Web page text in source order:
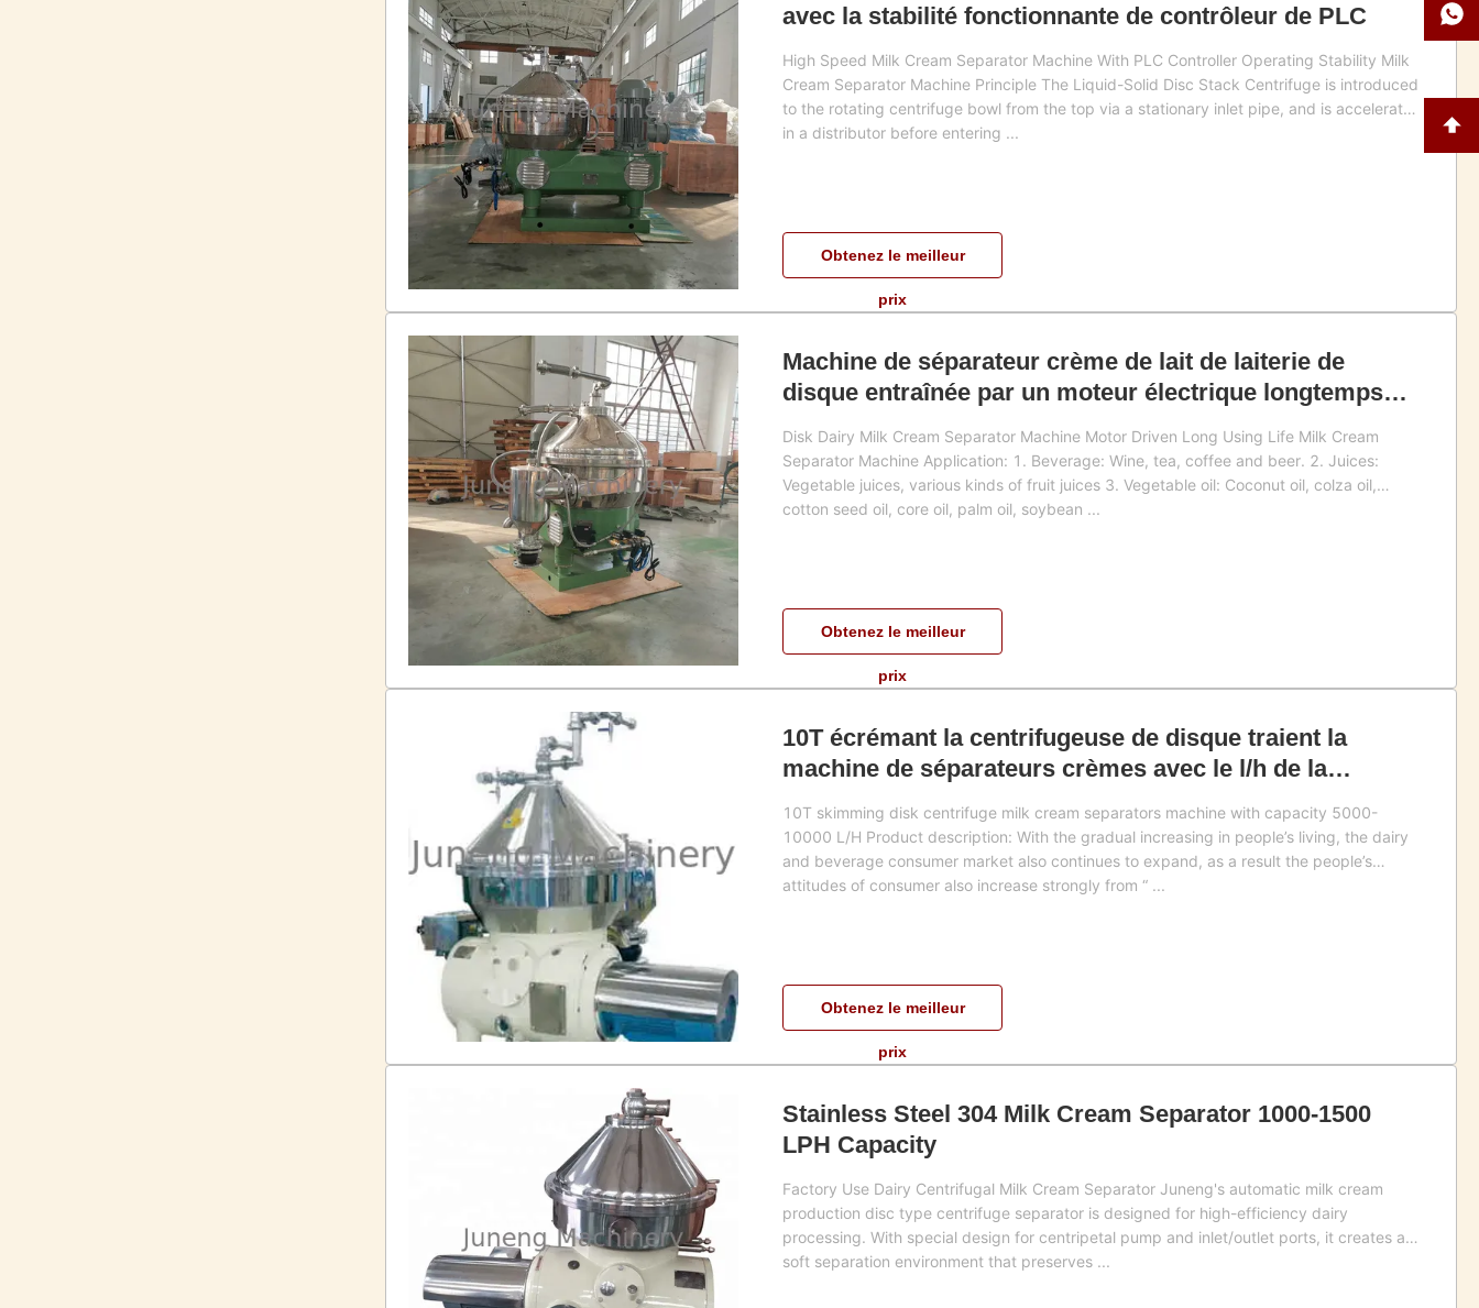
avec la stabilité fonctionnante de contrôleur de PLC
High Speed Milk Cream Separator Machine With PLC Controller Operating Stability Milk
Cream Separator Machine Principle The Liquid-Solid Disc Stack Centrifuge is introduced
to the rotating centrifuge bowl from the top via a stationary inlet pipe, and is accelerated
in a distributor before entering ...
Obtenez le meilleur
prix
Machine de séparateur crème de lait de laiterie de
disque entraînée par un moteur électrique longtemps
utilisant la vie
Disk Dairy Milk Cream Separator Machine Motor Driven Long Using Life Milk Cream
Separator Machine Application: 1. Beverage: Wine, tea, coffee and beer. 2. Juices:
Vegetable juices, various kinds of fruit juices 3. Vegetable oil: Coconut oil, colza oil,
cotton seed oil, core oil, palm oil, soybean ...
Obtenez le meilleur
prix
10T écrémant la centrifugeuse de disque traient la
machine de séparateurs crèmes avec le l/h de la
capacité 5000-10000
10T skimming disk centrifuge milk cream separators machine with capacity 5000-
10000 L/H Product description: With the gradual increasing in people’s living, the dairy
and beverage consumer market also continues to expand, as a result the people’s
attitudes of consumer also increase strongly from “ ...
Obtenez le meilleur
prix
Stainless Steel 304 Milk Cream Separator 1000-1500
LPH Capacity
Factory Use Dairy Centrifugal Milk Cream Separator Juneng's automatic milk cream
production disc type centrifuge separator is designed for high-efficiency dairy
processing. With special design for centripetal pump and inlet/outlet ports, it creates a
soft separation environment that preserves ...